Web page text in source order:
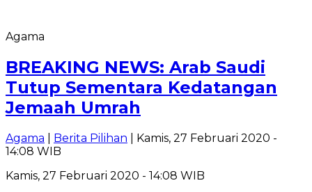
Agama
BREAKING NEWS: Arab Saudi
Tutup Sementara Kedatangan
Jemaah Umrah
Agama Berita Pilihan | Kamis, 27 Februari 2020 -
14:08 WIB
Kamis, 27 Februari 2020 - 14:08 WIB